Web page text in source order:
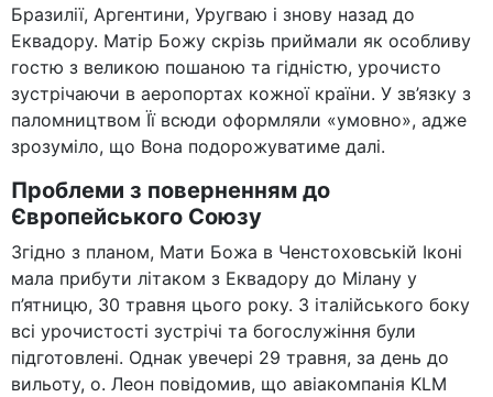
Бразилії, Аргентини, Уругваю і знову назад до
Еквадору. Матір Божу скрізь приймали як особливу
гостю з великою пошаною та гідністю, урочисто
зустрічаючи в аеропортах кожної країни. У зв’язку з
паломництвом Її всюди оформляли «умовно», адже
зрозуміло, що Вона подорожуватиме далі.
Проблеми з поверненням до
Європейського Союзу
Згідно з планом, Мати Божа в Ченстоховській Іконі
мала прибути літаком з Еквадору до Мілану у
п’ятницю, 30 травня цього року. З італійського боку
всі урочистості зустрічі та богослужіння були
підготовлені. Однак увечері 29 травня, за день до
вильоту, о. Леон повідомив, що авіакомпанія KLM